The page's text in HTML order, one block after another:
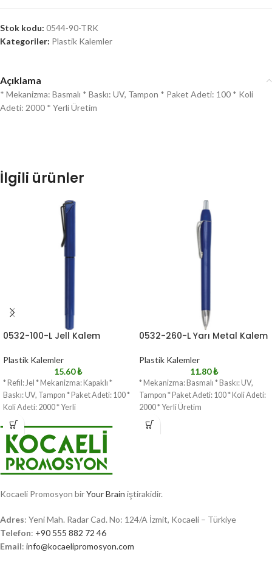
Stok kodu: 0544-90-TRK
Kategoriler: Plastik Kalemler
Açıklama
* Mekanizma: Basmalı * Baskı: UV, Tampon * Paket Adeti: 100 * Koli
Adeti: 2000 * Yerli Üretim
İlgili ürünler
0532-100-L Jell Kalem
Plastik Kalemler
15.60₺
* Refil: Jel * Mekanizma: Kapaklı *
Baskı: UV, Tampon * Paket Adeti: 100 *
Koli Adeti: 2000 * Yerli
0532-260-L Yarı Metal Kalem
Plastik Kalemler
11.80₺
* Mekanizma: Basmalı * Baskı: UV,
Tampon * Paket Adeti: 100 * Koli Adeti:
2000 * Yerli Üretim
Kocaeli Promosyon birYour Brain iştirakidir.
Adres: Yeni Mah. Radar Cad. No: 124/A İzmit, Kocaeli – Türkiye
Telefon: +90 555 882 72 46
Email: info@kocaelipromosyon.com